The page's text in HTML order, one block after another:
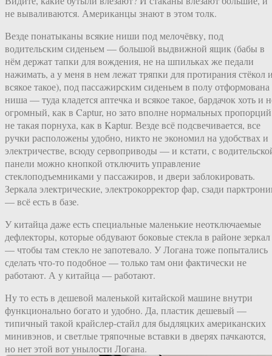
не вываливаются. Американцы знают в этом толк.
Везде понатыканы всякие ниши под мелочёвку, под
водительским сиденьем — большой выдвижной ящик (бабы в
нём держат тапки для вождения, не на шпильках же педали
нажимать, а у меня в нем лежат тряпки для протирания стёкол
всякое такое), под пассажирским сиденьем в полу отформована
ниша — туда кладется аптечка и всякое такое, бардачок хоть и
огромный, как в Captur, но зато вполне нормальных
не такая порнуха, как в Kaptur. Везде всё подсвечивается, все
ручки расположены удобно, никто не экономил на удобствах и
электричестве, всюду сервоприводы — и кстати, с
панели можно кнопкой отключить управление
стеклоподъемниками у пассажиров, и двери заблокировать.
Зеркала электрические, электрокорректор фар, сзади
— всё есть в базе.
У китайца даже есть специальные маленькие неотключаемые
дефлекторы, которые обдувают боковые стекла в районе зеркал
— чтобы там стекло не запотевало. У Логана тоже попытались
сделать что-то подобное — только там они фактически не
работают. А у китайца — работают.
Ну то есть в дешевой маленькой китайской машине внутри
функционально богато и удобно. Да, пластик дешевый —
типичный такой крайслер-стайл для быдляцких американских
минивэнов, и светлые тряпочные вставки в дверях пачкаются,
но нет этой вот унылости Логана.